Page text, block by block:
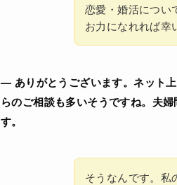
恋愛・婚活につい
お力になれれば
— ありがとうございます。ネット
らのご相談も多いそうですね。夫
す。
そうなんです。私